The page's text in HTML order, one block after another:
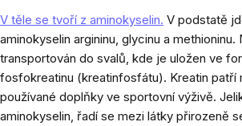
V těle se tvoří z aminokyselin. V podstatě
aminokyselin argininu, glycinu a methioninu.
transportován do svalů, kde je uložen ve
fosfokreatinu (kreatinfosfátu). Kreatin patří
používané doplňky ve sportovní výživě.
aminokyselin, řadí se mezi látky přirozeně